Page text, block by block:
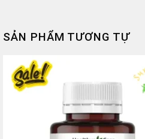
SẢN PHẨM TƯƠNG TỰ